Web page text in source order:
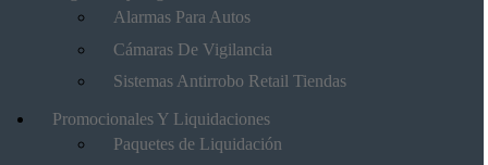
Alarmas Para Autos
Cámaras De Vigilancia
Sistemas Antirrobo Retail Tiendas
Promocionales Y Liquidaciones
Paquetes de Liquidación